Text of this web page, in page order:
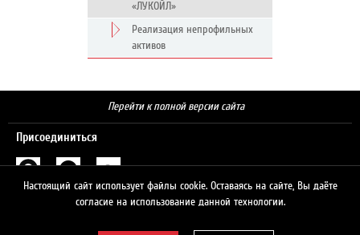
«ЛУКОЙЛ»
Реализация непрофильных
активов
Перейти к полной версии сайта
Присоединиться
Настоящий сайт использует файлы cookie. Оставаясь на сайте, Вы даёте
согласие на использование данной технологии.